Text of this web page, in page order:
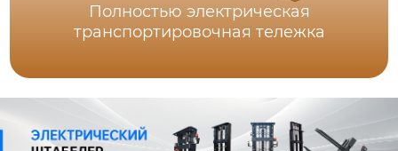
Полностью электрическая
транспортировочная тележка